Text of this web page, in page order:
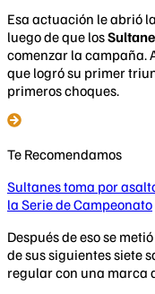
Esa actuación le abrió
luego de que los
comenzar la campaña.
que logró su primer
primeros choques.
Te Recomendamos
Sultanes toma por
la Serie de Campeonato
Después de eso se
de sus siguientes siete
regular con una marca